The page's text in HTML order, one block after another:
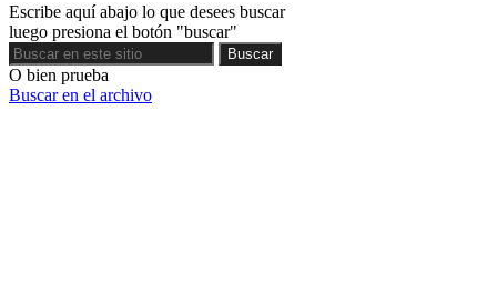
Escribe aquí abajo lo que desees buscar
luego presiona el botón "buscar"
Buscar
Buscar
O bien prueba
Buscar en el archivo